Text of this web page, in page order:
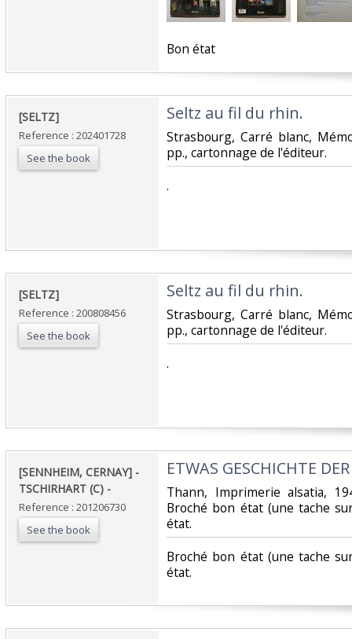
‎Bon état‎
‎[SELTZ]‎
Reference : 202401728
See the book
‎Seltz au fil du rhin. ‎
‎Strasbourg, Carré blanc,
pp., cartonnage de l'éditeur.‎
‎.‎
‎[SELTZ]‎
Reference : 200808456
See the book
‎Seltz au fil du rhin. ‎
‎Strasbourg, Carré blanc,
pp., cartonnage de l'éditeur.‎
‎.‎
‎[SENNHEIM, CERNAY] -
TSCHIRHART (C) - ‎
Reference : 201206730
See the book
‎ETWAS GESCHICHTE
‎Thann, Imprimerie alsatia,
Broché bon état (une tache
état.‎
‎Broché bon état (une tache
état.‎